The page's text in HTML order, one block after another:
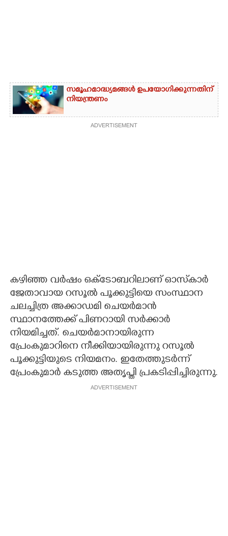
സമൂഹമാദ്ധ്യമങ്ങൾ ഉപയോഗിക്കുന്നതിന്
നിയന്ത്രണം
ADVERTISEMENT
കഴിഞ്ഞ വർഷം ഒക്ടോബറിലാണ് ഓസ്‌കാർ
ജേതാവായ റസൂൽ പൂക്കുട്ടിയെ സംസ്ഥാന
ചലച്ചിത്ര അക്കാഡമി ചെയർമാൻ
സ്ഥാനത്തേക്ക് പിണറായി സർക്കാർ
നിയമിച്ചത്. ചെയർമാനായിരുന്ന
പ്രേംകുമാറിനെ നീക്കിയായിരുന്നു റസൂൽ
പൂക്കുട്ടിയുടെ നിയമനം. ഇതേത്തുടർന്ന്
പ്രേംകുമാർ കടുത്ത അതൃപ്തി പ്രകടിപ്പിച്ചിരുന്നു.
ADVERTISEMENT